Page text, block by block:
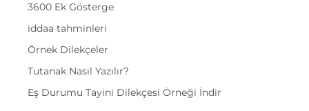
3600 Ek Gösterge
iddaa tahminleri
Örnek Dilekçeler
Tutanak Nasıl Yazılır?
Eş Durumu Tayini Dilekçesi Örneği İndir